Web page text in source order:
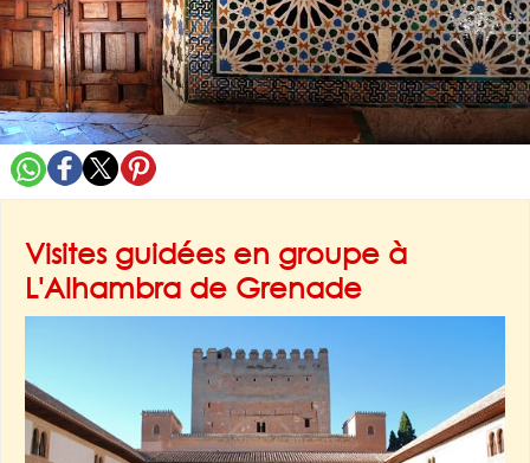
Visites guidées en groupe à
L'Alhambra de Grenade